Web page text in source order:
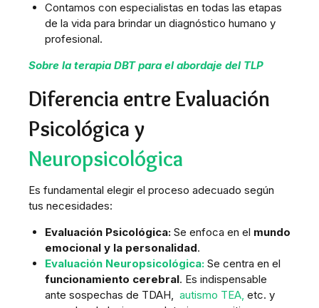
Contamos con especialistas en todas las etapas
de la vida para brindar un diagnóstico humano y
profesional.
Sobre la terapia DBT para el abordaje del TLP
Diferencia entre Evaluación
Psicológica y
Neuropsicológica
Es fundamental elegir el proceso adecuado según
tus necesidades:
Evaluación Psicológica:Se enfoca en el mundo
emocional y la personalidad.
Evaluación Neuropsicológica:Se centra en el
funcionamiento cerebral. Es indispensable
ante sospechas de TDAH, autismo TEA, etc. y